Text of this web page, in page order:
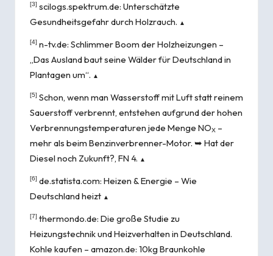
[3] scilogs.spektrum.de: Unterschätzte
Gesundheitsgefahr durch Holzrauch. ▲
[4] n-tv.de: Schlimmer Boom der Holzheizungen –
„Das Ausland baut seine Wälder für Deutschland in
Plantagen um“. ▲
[5] Schon, wenn man Wasserstoff mit Luft statt reinem
Sauerstoff verbrennt, entstehen aufgrund der hohen
Verbrennungstemperaturen jede Menge NOX –
mehr als beim Benzinverbrenner-Motor. ➥ Hat der
Diesel noch Zukunft?, FN 4. ▲
[6] de.statista.com: Heizen & Energie – Wie
Deutschland heizt ▲
[7] thermondo.de: Die große Studie zu
Heizungstechnik und Heizverhalten in Deutschland.
Kohle kaufen – amazon.de: 10kg Braunkohle